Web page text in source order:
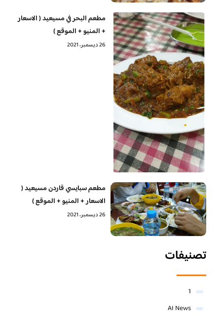
مطعم البحر في مسيعيد ( الاسعار
+ المنيو + الموقع )
26 ديسمبر، 2021
مطعم سبايسي قاردن مسيعيد (
الاسعار + المنيو + الموقع )
26 ديسمبر، 2021
تصنيفات
1
AI News